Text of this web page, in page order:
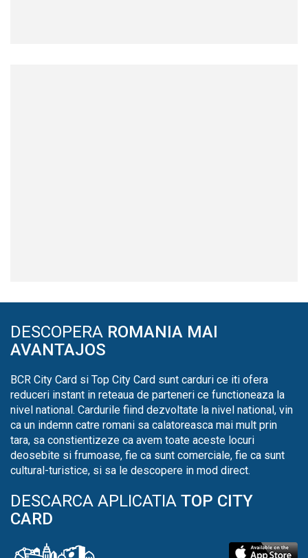
DESCOPERA ROMANIA MAI
AVANTAJOS
BCR City Card si Top City Card sunt carduri ce iti ofera
reduceri instant in reteaua de parteneri ce functioneaza la
nivel national. Cardurile fiind dezvoltate la nivel national, vin
ca un indemn catre romani sa calatoreasca mai mult prin
tara, sa constientizeze ca avem toate aceste locuri
deosebite si frumoase, fie ca sunt comerciale, fie ca sunt
cultural-turistice, si sa le descopere in mod direct.
DESCARCA APLICATIA TOP CITY
CARD